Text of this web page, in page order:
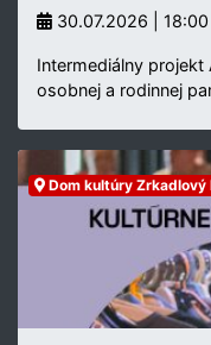
30.07.2026 | 18:00
Intermediálny projekt
osobnej a rodinnej
Dom kultúry Zrkadlový